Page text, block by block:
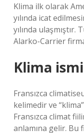
Klima ilk olarak
yılında icat
yılında
Alarko-Carrier
Klima
Fransızca
kelimedir ve
Fransızca climat
anlamına gelir. Bu